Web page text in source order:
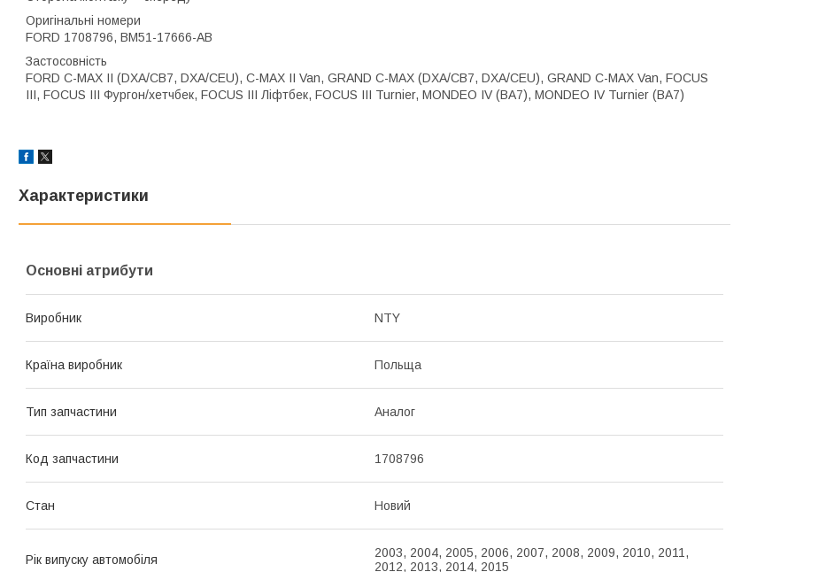
Оригінальні номери
FORD 1708796, BM51-17666-AB
Застосовність
FORD C-MAX II (DXA/CB7, DXA/CEU), C-MAX II Van, GRAND C-MAX (DXA/CB7, DXA/CEU), GRAND C-MAX Van, FOCUS
III, FOCUS III Фургон/хетчбек, FOCUS III Ліфтбек, FOCUS III Turnier, MONDEO IV (BA7), MONDEO IV Turnier (BA7)
Характеристики
Основні атрибути
Виробник NTY
Країна виробник Польща
Тип запчастини Аналог
Код запчастини 1708796
Стан Новий
Рік випуску автомобіля
2003, 2004, 2005, 2006, 2007, 2008, 2009, 2010, 2011,
2012, 2013, 2014, 2015